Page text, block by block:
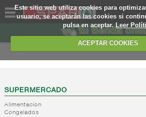
Este sitio web utiliza cookies para
usuario, se aceptarán las cookies si
pulsa en aceptar.Leer
ACEPTAR COOKIES
SOMOS
WEB
SUPERMERCADO
Alimentacion
Congelados